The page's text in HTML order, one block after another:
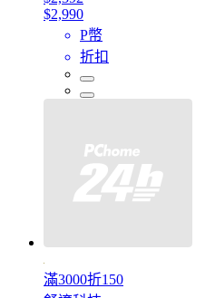
$2,990
P幣
折扣
滿3000折150